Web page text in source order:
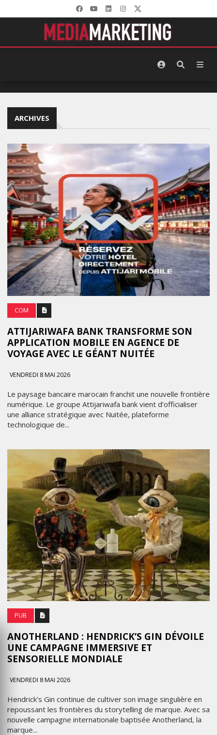
ARCHIVES
COM
ATTIJARIWAFA BANK TRANSFORME SON
APPLICATION MOBILE EN AGENCE DE
VOYAGE AVEC LE GÉANT NUITÉE
VENDREDI 8 MAI 2026
Le paysage bancaire marocain franchit une nouvelle frontière
numérique. Le groupe Attijariwafa bank vient d’officialiser
une alliance stratégique avec Nuitée, plateforme
technologique de...
PUB
ANOTHERLAND : HENDRICK’S GIN DÉVOILE
UNE CAMPAGNE IMMERSIVE ET
SENSORIELLE MONDIALE
VENDREDI 8 MAI 2026
Hendrick’s Gin continue de cultiver son image singulière en
repoussant les frontières du storytelling de marque. Avec sa
nouvelle campagne internationale baptisée Anotherland, la
marque...